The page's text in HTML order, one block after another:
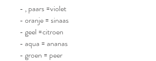
- , paars =violet
- oranje = sinaas
- geel =citroen
- aqua = ananas
- groen = peer